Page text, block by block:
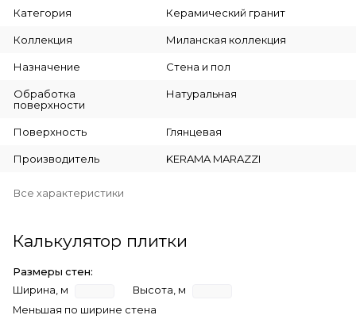
Категория Керамический гранит
Коллекция Миланская коллекция
Назначение Стена и пол
Обработка
поверхности
Натуральная
Поверхность Глянцевая
Производитель KERAMA MARAZZI
Все характеристики
Калькулятор плитки
Размеры стен:
Ширина, м
Высота, м
Меньшая по ширине стена